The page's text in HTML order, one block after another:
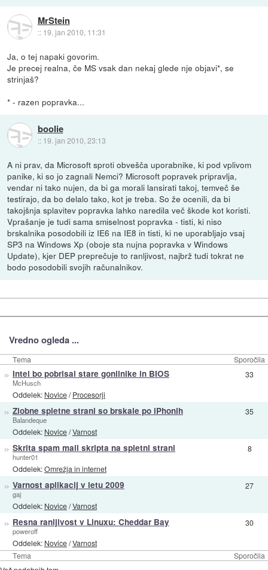
MrStein
:: 19. jan 2010, 11:31
Ja, o tej napaki govorim.
Je precej realna, če MS vsak dan nekaj glede nje objavi*, se
strinjaš?
* - razen popravka...
boolie
:: 19. jan 2010, 23:13
A ni prav, da Microsoft sproti obvešča uporabnike, ki pod vplivom
panike, ki so jo zagnali Nemci? Microsoft popravek pripravlja,
vendar ni tako nujen, da bi ga morali lansirati takoj, temveč še
testirajo, da bo delalo tako, kot je treba. So že ocenili, da bi
takojšnja splavitev popravka lahko naredila več škode kot koristi.
Vprašanje je tudi sama smiselnost popravka - tisti, ki niso
brskalnika posodobili iz IE6 na IE8 in tisti, ki ne uporabljajo vsaj
SP3 na Windows Xp (oboje sta nujna popravka v Windows
Update), kjer DEP preprečuje to ranljivost, najbrž tudi tokrat ne
bodo posodobili svojih računalnikov.
Vredno ogleda ...
Tema Sporočila
Tema Sporočila
» Intel bo pobrisal stare gonilnike in BIOS
McHusch
Oddelek: Novice/Procesorji
33
» Zlobne spletne strani so brskale po iPhonih
Balandeque
Oddelek: Novice/Varnost
35
» Skrita spam mail skripta na spletni strani
hunter01
Oddelek:Omrežja in internet
8
» Varnost aplikacij v letu 2009
gaj
Oddelek: Novice/Varnost
27
» Resna ranljivost v Linuxu: Cheddar Bay
poweroff
Oddelek: Novice/Varnost
30